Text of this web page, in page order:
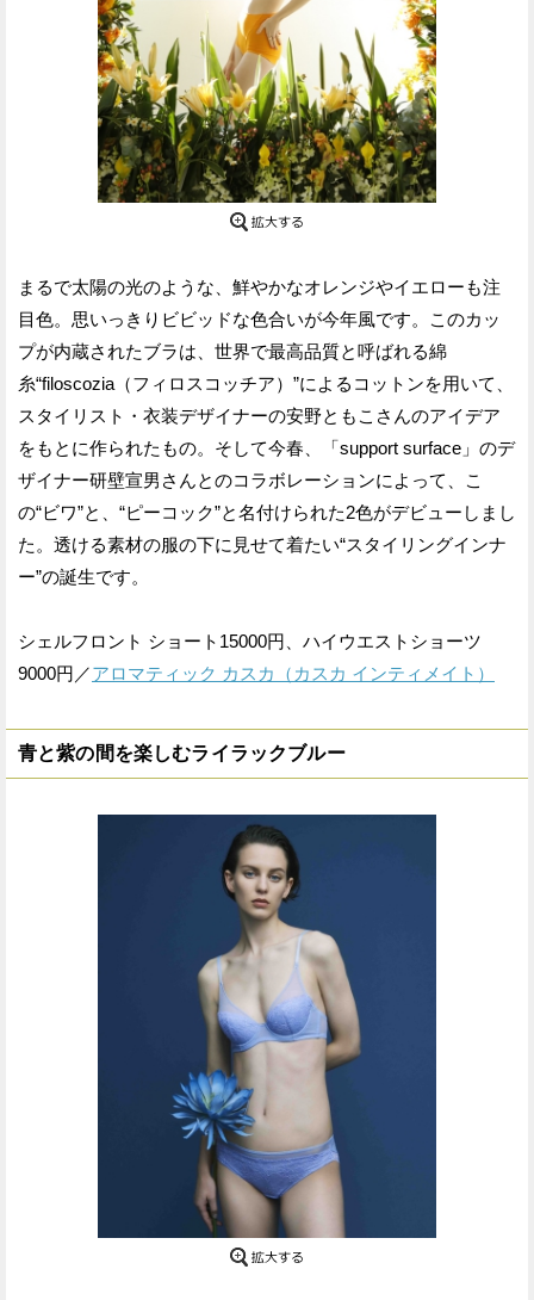
まるで太陽の光のような、鮮やかなオレンジやイエローも注
目色。思いっきりビビッドな色合いが今年風です。このカッ
プが内蔵されたブラは、世界で最高品質と呼ばれる綿
糸“filoscozia（フィロスコッチア）”によるコットンを用いて、
スタイリスト・衣装デザイナーの安野ともこさんのアイデア
をもとに作られたもの。そして今春、「support surface」のデ
ザイナー研壁宣男さんとのコラボレーションによって、こ
の“ビワ”と、“ピーコック”と名付けられた2色がデビューしまし
た。透ける素材の服の下に見せて着たい“スタイリングインナ
ー”の誕生です。
シェルフロント ショート15000円、ハイウエストショーツ
9000円／アロマティック カスカ（カスカ インティメイト）
青と紫の間を楽しむライラックブルー